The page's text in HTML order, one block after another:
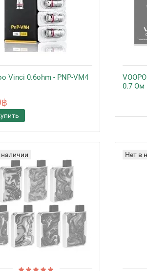
Vinci 0.6ohm - PNP-VM4
0.7 Ом
наличии Нет в